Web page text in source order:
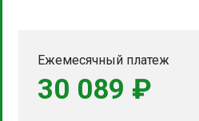
Ежемесячный платеж
30 089 ₽